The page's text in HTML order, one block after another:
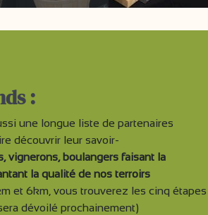
:
une longue liste de partenaires
découvrir leur savoir-
vignerons, boulangers faisant la
la qualité de nos terroirs
et 6km, vous trouverez les cinq étapes
dévoilé prochainement)